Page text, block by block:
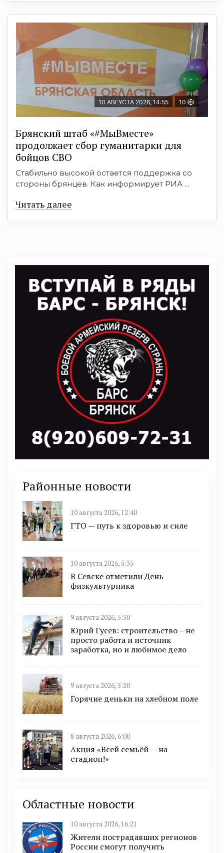
10 АВГУСТА 2026, 14:55 10
Брянский штаб «#МыВместе»
продолжает сбор гуманитарки для
бойцов СВО
Стабильно высокой остается поддержка со
стороны брянцев. Как информирует РИА ...
Читать далее
Районные новости
10 августа 2026, 12:40
ГТО — путь к здоровью и силе
10 августа 2026, 5:35
В Севске отметили День
физкультурника
9 августа 2026, 5:30
Юрий Гусев: строительство – не
просто работа и источник
заработка, но и любимое дело
9 августа 2026, 5:20
Горячие деньки на хлебном поле
8 августа 2026, 6:00
Акция «Всей семьёй — на
стадион!»
Областные новости
10 августа 2026, 16:21
Жители пострадавших регионов
России смогут получить